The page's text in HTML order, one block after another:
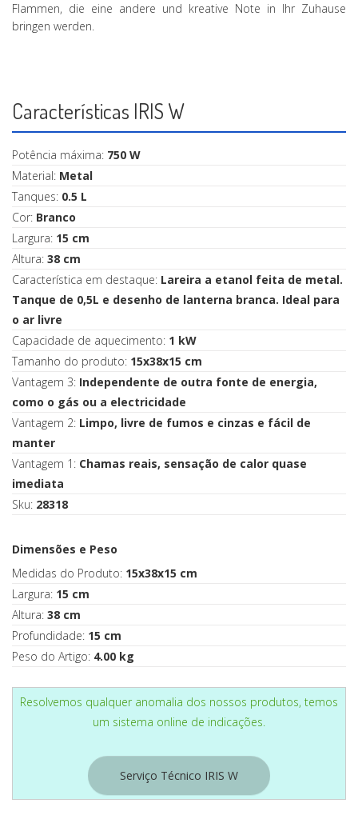
Flammen, die eine andere und kreative Note in Ihr Zuhause
bringen werden.
Características IRIS W
Potência máxima: 750 W
Material: Metal
Tanques: 0.5 L
Cor: Branco
Largura: 15 cm
Altura: 38 cm
Característica em destaque: Lareira a etanol feita de metal.
Tanque de 0,5L e desenho de lanterna branca. Ideal para
o ar livre
Capacidade de aquecimento: 1 kW
Tamanho do produto: 15x38x15 cm
Vantagem 3: Independente de outra fonte de energia,
como o gás ou a electricidade
Vantagem 2: Limpo, livre de fumos e cinzas e fácil de
manter
Vantagem 1: Chamas reais, sensação de calor quase
imediata
Sku: 28318
Dimensões e Peso
Medidas do Produto: 15x38x15 cm
Largura: 15 cm
Altura: 38 cm
Profundidade: 15 cm
Peso do Artigo: 4.00 kg
Resolvemos qualquer anomalia dos nossos produtos, temos
um sistema online de indicações.
Serviço Técnico IRIS W